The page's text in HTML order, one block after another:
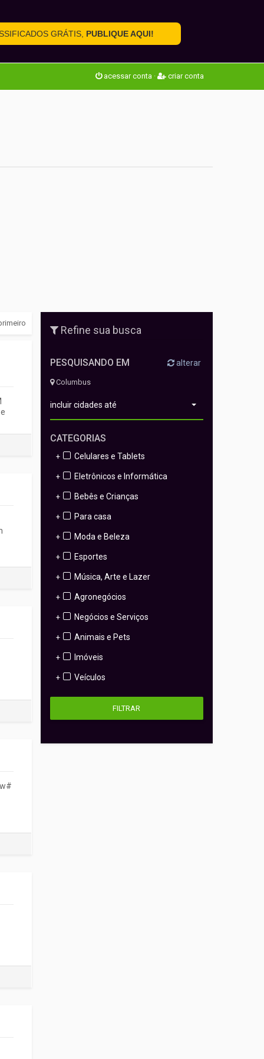
GRÁTIS, PUBLIQUE AQUI!
acessar conta · criar conta
Refine sua busca
PESQUISANDO EM alterar
Columbus
incluir cidades até
CATEGORIAS
+ Celulares e Tablets
+ Eletrônicos e Informática
+ Bebês e Crianças
+ Para casa
+ Moda e Beleza
+ Esportes
+ Música, Arte e Lazer
+ Agronegócios
+ Negócios e Serviços
+ Animais e Pets
+ Imóveis
+ Veículos
FILTRAR